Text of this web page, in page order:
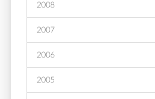
2008
2007
2006
2005